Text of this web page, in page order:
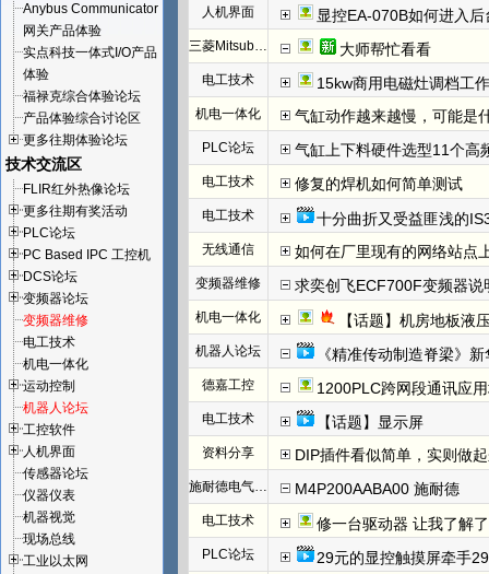
Anybus Communicator
网关产品体验
实点科技一体式I/O产品
体验
福禄克综合体验论坛
产品体验综合讨论区
更多往期体验论坛
技术交流区
FLIR红外热像论坛
更多往期有奖活动
PLC论坛
PC Based IPC 工控机
DCS论坛
变频器论坛
变频器维修
电工技术
机电一体化
运动控制
机器人论坛
工控软件
人机界面
传感器论坛
仪器仪表
机器视觉
现场总线
工业以太网
人机界面 显控EA-070B如何进入
三菱Mitsubishi 大师帮忙看看
电工技术 15kw商用电磁灶调档工
机电一体化 气缸动作越来越慢，可能是
PLC论坛 气缸上下料硬件选型11个高频
电工技术 修复的焊机如何简单测试
电工技术 十分曲折又受益匪浅的
无线通信 如何在厂里现有的网络站点
变频器维修 求奕创飞ECF700F变频器说
机电一体化 【话题】机房地板液
机器人论坛 《精准传动制造脊梁》新华社
德嘉工控 1200PLC跨网段通讯应
电工技术 【话题】显示屏
资料分享 DIP插件看似简单，实则做
施耐德电气伺服 M4P200AABA00 施耐德
电工技术 修一台驱动器 让我了解
PLC论坛 29元的显控触摸屏牵手